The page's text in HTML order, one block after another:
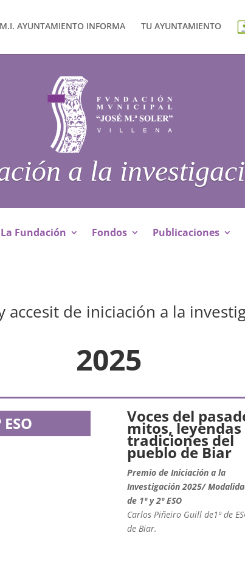
M.I. AYUNTAMIENTO INFORMA TU AYUNTAMIENTO
a la
La Fundación Fondos Publicaciones
accesit de iniciación a la
2025
Voces del
mitos, leyendas
tradiciones del
pueblo de Biar
Premio de Iniciación a la
Investigación 2025/
de 1º y 2º ESO
Carlos Piñeiro Guill de1º de
de Biar.